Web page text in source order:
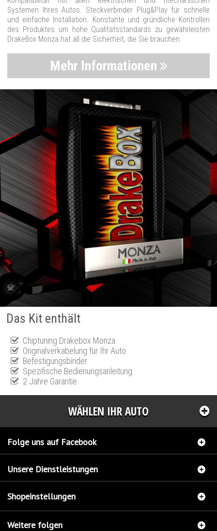
Systemen Ihres Autos. Steckverbinder Plug&Play für schnelle
und einfache Installation. Konstante und gründliche Kontrollen
des Produktes um hohe Qualitätsstandards zu gewährleisten
DrakeBox Monza hat all die Sicherheit, die Sie brauchen.
Mehr Informationen
Das Kit enthält
Chiptuning Drakebox Monza
Originalverkabelung für Ihr Auto
Befestigungsbinder
Spezifische Bedienungsanleitung
2 Jahre Garantie
WÄHLEN IHR AUTO
Folge uns auf Facebook
Unsere Dienstleistungen
Shopeinstellungen
Weitere folgen